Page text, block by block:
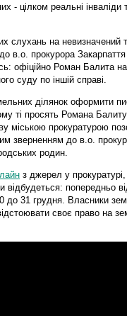
- цілком реальні інваліди
слухань на невизначений
в.о. прокурора
офіційно Роман Балита
суду по іншій справі.
ділянок оформити
ті просять Романа Балиту
міською прокуратурою
зверненням до в.о.
родин.
з джерел у
відбудеться: попередньо
до 31 грудня. Власники
своє право на